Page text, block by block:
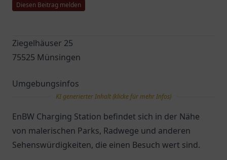
Diesen Beitrag melden
Ziegelhäuser 25
75525 Münsingen
Umgebungsinfos
KI generierter Inhalt (klicke für mehr Infos)
EnBW Charging Station befindet sich in der Nähe
von malerischen Parks, Radwege und anderen
Sehenswürdigkeiten, die einen Besuch wert sind.